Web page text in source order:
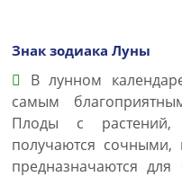
Знак зодиака Луны
В лунном
самым
Плоды с
получаются
предназначаются